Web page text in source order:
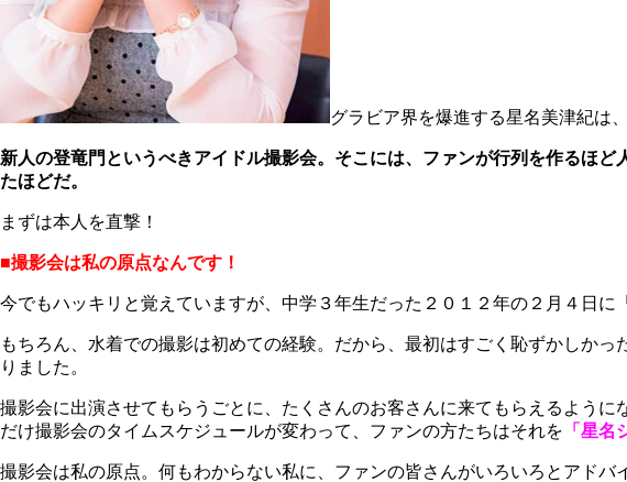
グラビア界を爆進する星名美津紀は
新人の登竜門というべきアイドル撮影会。そこには、ファンが行列を作るほ
たほどだ。
まずは本人を直撃！
■撮影会は私の原点なんです！
今でもハッキリと覚えていますが、中学３年生だった２０１２年の２月４日
もちろん、水着での撮影は初めての経験。だから、最初はすごく恥ずかしか
りました。
撮影会に出演させてもらうごとに、たくさんのお客さんに来てもらえるよう
だけ撮影会のタイムスケジュールが変わって、ファンの方たちはそれを 「星名
撮影会は私の原点。何もわからない私に、ファンの皆さんがいろいろとアド